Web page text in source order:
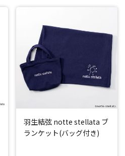
羽生結弦 notte stellata ブ
ランケット(バッグ付き)